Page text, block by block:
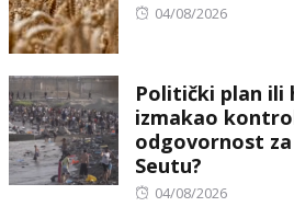
Posted
04/08/2026
Politički plan ili
izmakao
odgovornost
Seutu?
Posted
04/08/2026